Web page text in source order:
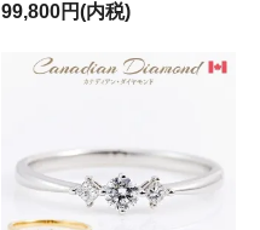
99,800円(内税)